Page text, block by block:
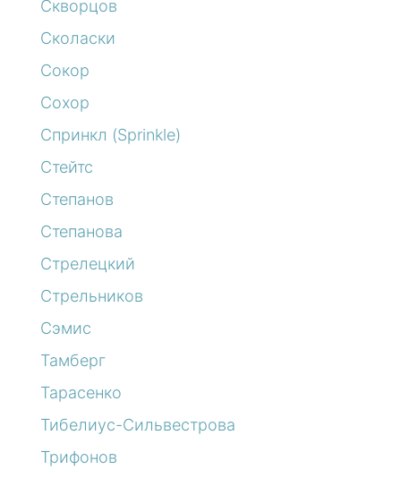
Скворцов
Сколаски
Сокор
Сохор
Спринкл (Sprinkle)
Стейтс
Степанов
Степанова
Стрелецкий
Стрельников
Сэмис
Тамберг
Тарасенко
Тибелиус-Сильвестрова
Трифонов